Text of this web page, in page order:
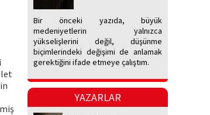
Bir önceki yazıda, büyük
medeniyetlerin yalnızca
yükselişlerini değil, düşünme
biçimlerindeki değişimi de anlamak
gerektiğini ifade etmeye çalıştım.
YAZARLAR